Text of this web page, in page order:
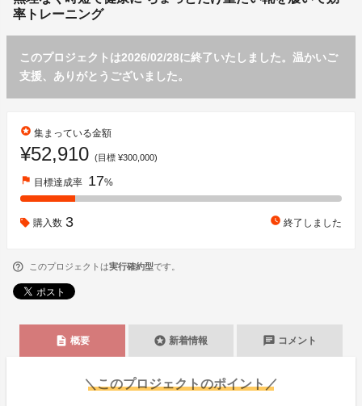
率トレーニング
このプロジェクトは2026/02/28に終了いたしました。温かいご
支援、ありがとうございました。
stars 集まっている金額
¥52,910 (目標 ¥300,000)
flag 目標達成率 17%
購入数 3 watch_later 終了しました
このプロジェクトは実行確約型です。
description 概要 stars 新着情報 chat コメント
＼このプロジェクトのポイント／